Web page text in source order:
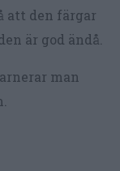
att den färgar
är god ändå.
man